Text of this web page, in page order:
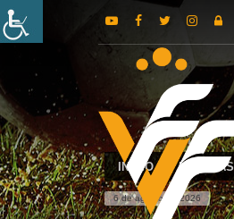
INICIO NOTICIAS
6 de agosto de 2026